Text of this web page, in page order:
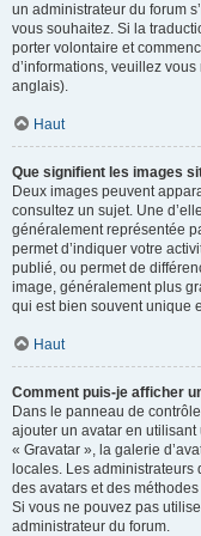
un administrateur du forum
vous souhaitez. Si la
porter volontaire et
d’informations, veuillez vous
anglais).
Haut
Que signifient les images
Deux images peuvent
consultez un sujet. Une
généralement représentée
permet d’indiquer votre
publié, ou permet de
image, généralement plus
qui est bien souvent unique
Haut
Comment puis-je afficher
Dans le panneau de
ajouter un avatar en
« Gravatar », la galerie
locales. Les
des avatars et des
Si vous ne pouvez pas
administrateur du forum.